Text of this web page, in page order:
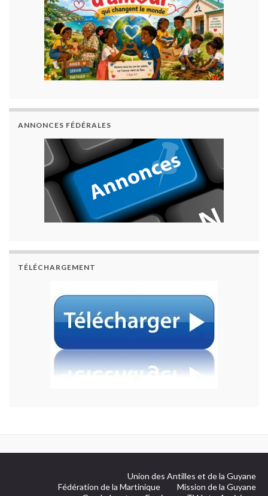
ANNONCES FÉDÉRALES
TÉLÉCHARGEMENT
Union des Antilles et de la Guyane
Fédération de la Martinique
Mission de la Guyane